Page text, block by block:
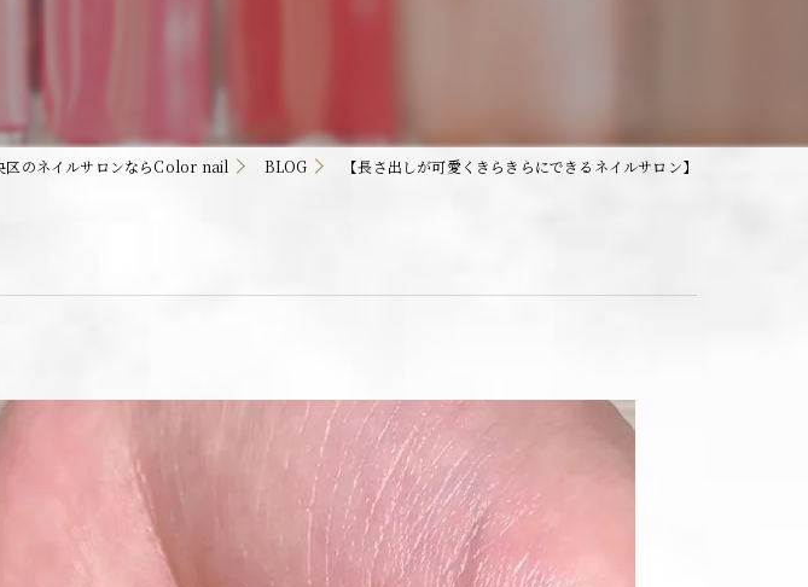
区のネイルサロンならColor nail BLOG 【長さ出しが可愛くきらきらにできるネイルサロン】